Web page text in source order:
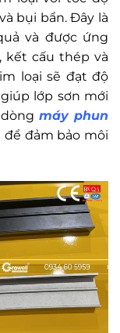
bụi bẩn. Đây là
và được ứng
kết cấu thép và
loại sẽ đạt độ
lớp sơn mới
dòngmáy phun
đảm bảo môi